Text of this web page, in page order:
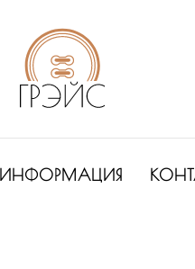
ИНФОРМАЦИЯ